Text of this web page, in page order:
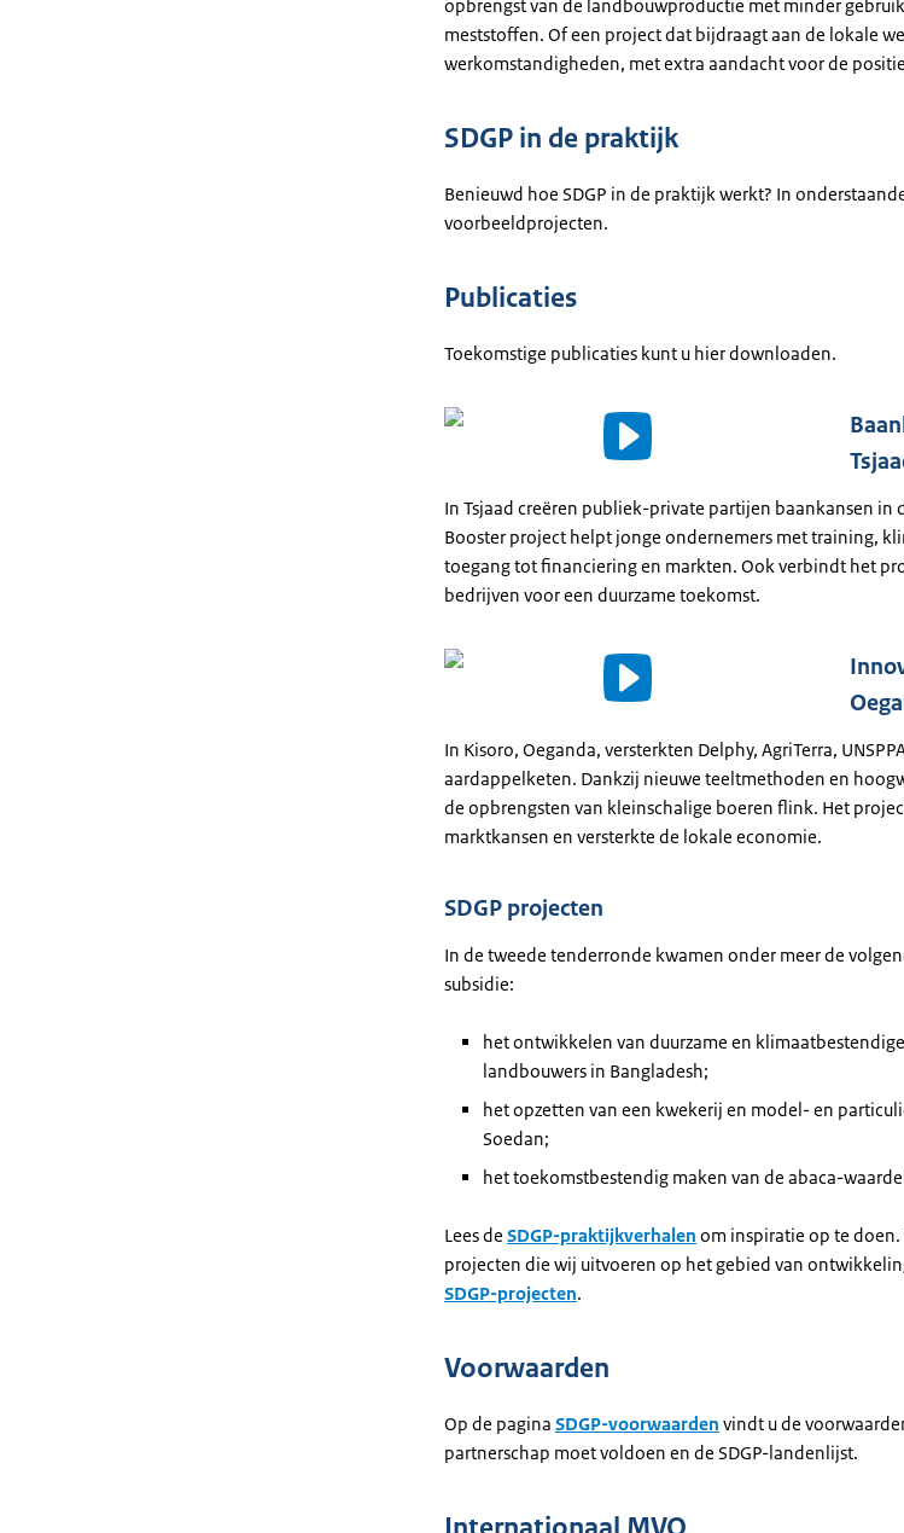
opbrengst van de landbouwproductie met minder
meststoffen. Of een project dat bijdraagt aan de lokale
werkomstandigheden, met extra aandacht voor de
SDGP in de praktijk
Benieuwd hoe SDGP in de praktijk werkt? In
voorbeeldprojecten.
Publicaties
Toekomstige publicaties kunt u hier downloaden.
In Tsjaad creëren publiek-private partijen baankansen in
Booster project helpt jonge ondernemers met training,
toegang tot financiering en markten. Ook verbindt het
bedrijven voor een duurzame toekomst.
In Kisoro, Oeganda, versterkten Delphy, AgriTerra,
aardappelketen. Dankzij nieuwe teeltmethoden en
de opbrengsten van kleinschalige boeren flink. Het
marktkansen en versterkte de lokale economie.
SDGP projecten
In de tweede tenderronde kwamen onder meer de
subsidie:
het ontwikkelen van duurzame en
landbouwers in Bangladesh;
het opzetten van een kwekerij en model- en
Soedan;
het toekomstbestendig maken van de abaca-
Lees de SDGP-praktijkverhalen om inspiratie op te
projecten die wij uitvoeren op het gebied van
SDGP-projecten.
Voorwaarden
Op de pagina SDGP-voorwaarden vindt u de
partnerschap moet voldoen en de SDGP-landenlijst.